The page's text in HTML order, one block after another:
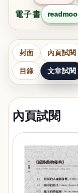
電子書 readmoo
封面 內頁試閱
目錄 文章試閱
內頁試閱